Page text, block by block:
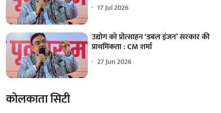
17 Jul 2026
उद्योग को प्रोत्साहन ‘डबल इंजन’ सरकार की
प्राथमिकता : CM शर्मा
27 Jun 2026
कोलकाता सिटी